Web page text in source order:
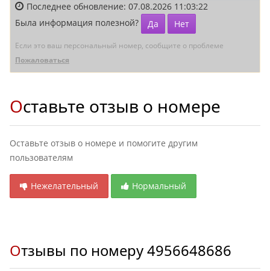
Последнее обновление: 07.08.2026 11:03:22
Была информация полезной?
Да Нет
Если это ваш персональный номер, сообщите о проблеме
Пожаловаться
Оставьте отзыв о номере
Оставьте отзыв о номере и помогите другим
пользователям
Нежелательный Нормальный
Отзывы по номеру4956648686